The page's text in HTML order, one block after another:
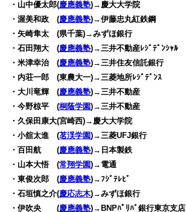
・山中優太郎(慶應義塾)→慶大大学院
・渥美和政 (慶應義塾)→伊藤忠丸紅鉄鋼
・矢崎隼太 (県千葉)→みずほ銀行
・石田翔大 (慶應義塾)→三井不動産ﾚｼﾞﾃﾞﾝｼｬﾙ
・米津幸治 (慶應義塾)→三井住友信託銀行
・内荘一郎 (東農大一)→三菱地所ﾚｼﾞﾃﾞﾝｽ
・大川竜輝 (慶應義塾)→三井不動産
・今野椋平 (桐蔭学園)→三井不動産
・久保田康大(宮崎西)→慶大大学院
・小舘太進 (茗渓学園)→三菱UFJ銀行
・百田航 (慶應義塾)→日本製鉄
・山本大悟 (常翔学園)→電通
・東俊次郎 (慶應義塾)→ﾌｼﾞﾃﾚﾋﾞ
・石垣慎之介(慶応志木)→みずほ銀行
・伊吹央 (慶應義塾)→BNPﾊﾟﾘﾊﾞ銀行東京支店